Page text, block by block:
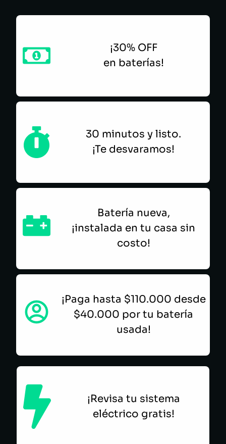
¡30% OFF
en baterías!
30 minutos y listo.
¡Te desvaramos!
Batería nueva,
¡instalada en tu casa sin
costo!
¡Paga hasta $110.000 desde
$40.000 por tu batería
usada!
¡Revisa tu sistema
eléctrico gratis!